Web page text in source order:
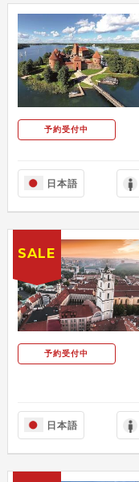
予約受付中
日本語
予約受付中
日本語
SALE